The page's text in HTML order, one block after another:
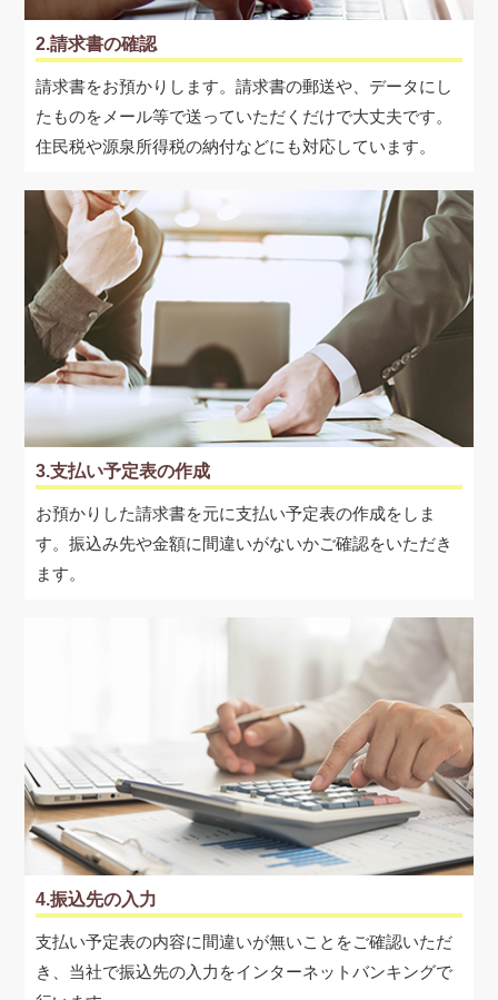
2.請求書の確認
請求書をお預かりします。請求書の郵送や、データにし
たものをメール等で送っていただくだけで大丈夫です。
住民税や源泉所得税の納付などにも対応しています。
3.支払い予定表の作成
お預かりした請求書を元に支払い予定表の作成をしま
す。振込み先や金額に間違いがないかご確認をいただき
ます。
4.振込先の入力
支払い予定表の内容に間違いが無いことをご確認いただ
き、当社で振込先の入力をインターネットバンキングで